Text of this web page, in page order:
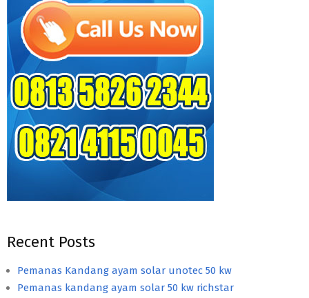
Recent Posts
Pemanas Kandang ayam solar unotec 50 kw
Pemanas kandang ayam solar 50 kw richstar